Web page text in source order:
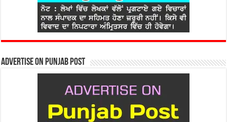
Advertise on Punjab Post